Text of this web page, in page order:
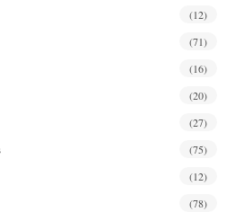
(12)
(71)
(16)
(20)
(27)
(75)
(12)
(78)